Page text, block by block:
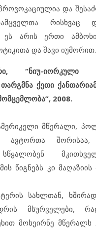
და
რისხვაც
ეს არის ერთი
და შავი იუმორით.
“ნიუ-იორკული
ქეთი
2008.
მწერალი,
ავტორთა
წიგნებს კი
სახლთან, ხშირად
მსურველები,
მოსეირნე მწერალს